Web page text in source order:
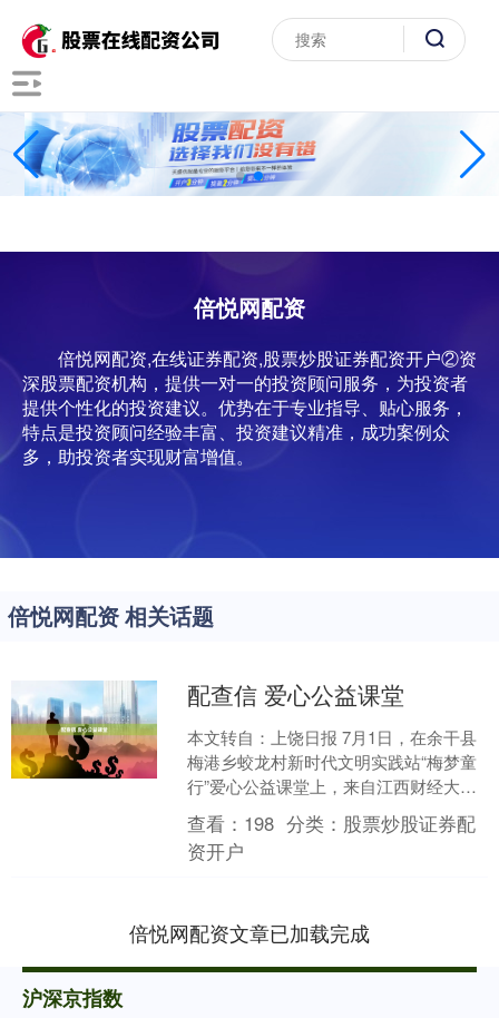
倍悦网配资
倍悦网配资,在线证券配资,股票炒股证券配资开户②资
深股票配资机构，提供一对一的投资顾问服务，为投资者
提供个性化的投资建议。优势在于专业指导、贴心服务，
特点是投资顾问经验丰富、投资建议精准，成功案例众
多，助投资者实现财富增值。
倍悦网配资 相关话题
配查信 爱心公益课堂
本文转自：上饶日报 7月1日，在余干县
梅港乡蛟龙村新时代文明实践站“梅梦童
行”爱心公益课堂上，来自江西财经大学
现代经济管理学院的暑期大学生志愿者
和孩子们一起创作....
查看： 198 分类： 股票炒股证券配
资开户
倍悦网配资文章已加载完成
沪深京指数